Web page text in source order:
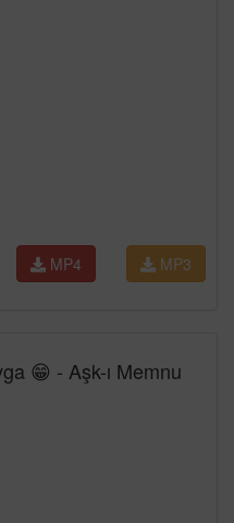
MP3
MP4
😁 - Aşk-ı Memnu